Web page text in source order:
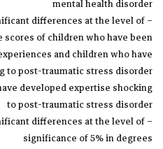
mental health disorder
differences at the level of
of children who have been
and children who have
to post-traumatic stress disorder
developed expertise shocking
to post-traumatic stress disorder
differences at the level of
significance of 5% in degrees